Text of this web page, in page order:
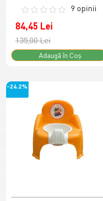
9 opinii
84,45 Lei
135,00 Lei
Adaugă în Coş
-24.2%